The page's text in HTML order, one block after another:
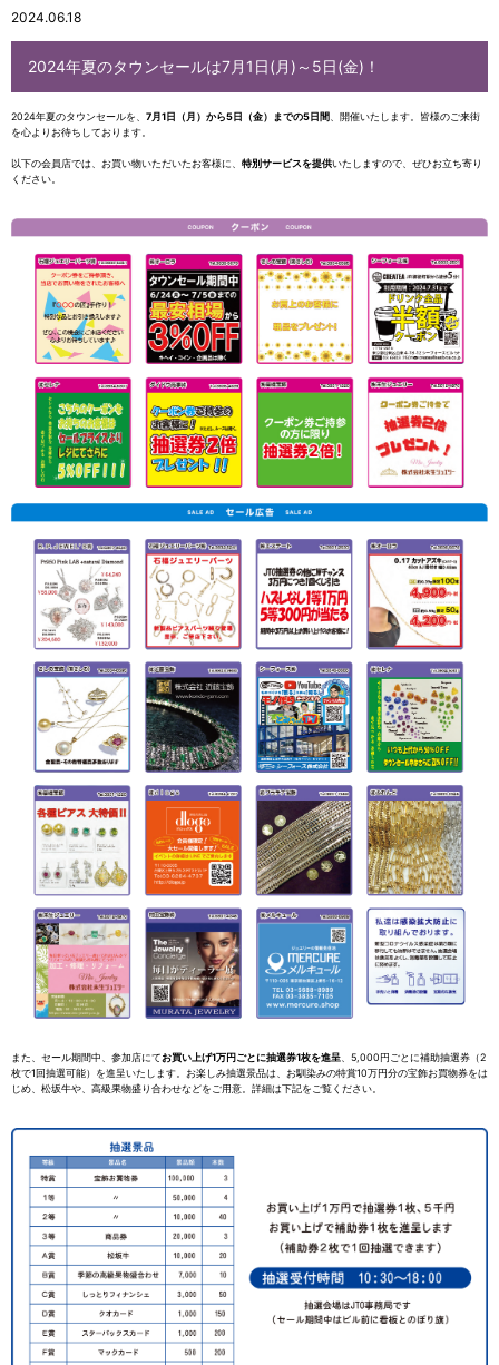
2024.06.18
2024年夏のタウンセールは7月1日(月)～5日(金)！
2024年夏のタウンセールを、 7月1日（月）から5日（金）までの5日間 、開催いたします。皆様のご来街
を心よりお待ちしております。
以下の会員店では、お買い物いただいたお客様に、 特別サービスを提供いたしますので、ぜひお立ち寄り
ください。
また、セール期間中、参加店にてお買い上げ1万円ごとに抽選券1枚を進呈 、5,000円ごとに補助抽選券（2
枚で1回抽選可能）を進呈いたします。お楽しみ抽選景品は、お馴染みの特賞10万円分の宝飾お買物券をは
じめ、松坂牛や、高級果物盛り合わせなどをご用意。詳細は下記をご覧ください。